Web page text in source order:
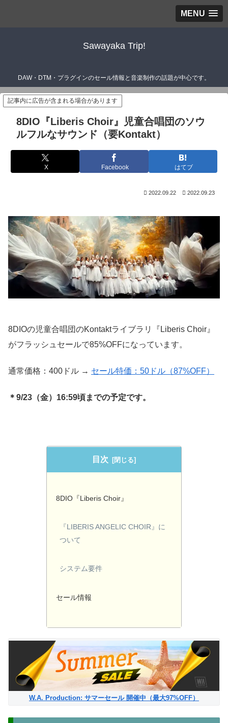
MENU
Sawayaka Trip!
DAW・DTM・プラグインのセール情報と音楽制作の話題が中心です。
記事内に広告が含まれる場合があります
8DIO『Liberis Choir』児童合唱団のソウ
ルフルなサウンド（要Kontakt）
X Facebook はてブ
2022.09.22 2022.09.23
8DIOの児童合唱団のKontaktライブラリ『Liberis Choir』
がフラッシュセールで85%OFFになっています。
通常価格：400ドル → セール特価：50ドル（87%OFF）
＊9/23（金）16:59頃までの予定です。
目次
8DIO『Liberis Choir』
『LIBERIS ANGELIC CHOIR』に
ついて
システム要件
セール情報
W.A. Production: サマーセール 開催中（最大97%OFF）